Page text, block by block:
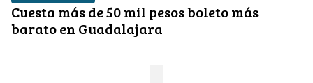
Cuesta más de 50 mil pesos boleto más
barato en Guadalajara